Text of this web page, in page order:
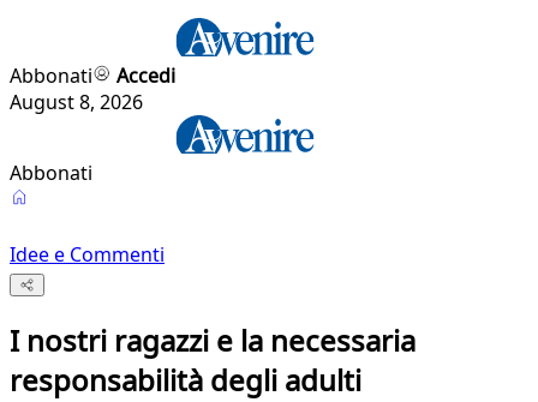
Abbonati
Accedi
August 8, 2026
Abbonati
Idee e Commenti
I nostri ragazzi e la necessaria
responsabilità degli adulti